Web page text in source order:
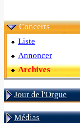
Concerts
Liste
Annoncer
Archives
Jour de l'Orgue
Médias